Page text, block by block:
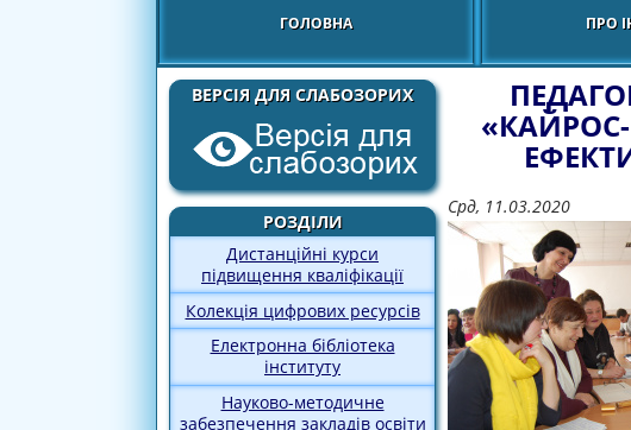
ГОЛОВНА ПРО
ВЕРСІЯ ДЛЯ СЛАБОЗОРИХ
РОЗДІЛИ
Дистанційні курси
підвищення кваліфікації
Колекція цифрових ресурсів
Електронна бібліотека
інституту
Науково-методичне
забезпечення закладів освіти
Срд, 11.03.2020